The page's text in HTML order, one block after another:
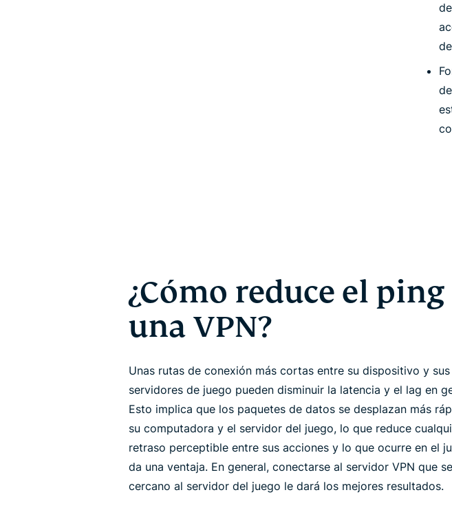
¿Cómo reduce el ping
una VPN?
Unas rutas de conexión más cortas entre su dispositivo y sus
servidores de juego pueden disminuir la latencia y el lag en
Esto implica que los paquetes de datos se desplazan más
su computadora y el servidor del juego, lo que reduce
retraso perceptible entre sus acciones y lo que ocurre en el
da una ventaja. En general, conectarse al servidor VPN que
cercano al servidor del juego le dará los mejores resultados.